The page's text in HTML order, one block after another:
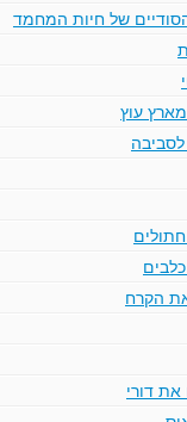
של חיות המחמד
עוץ
לסביבה
הקרח
דורי